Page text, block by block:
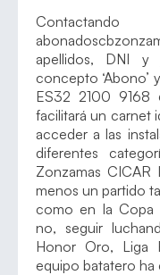
apellidos, DNI
concepto ‘Abono’
ES32 2100 9168
facilitará un carnet
acceder a las
diferentes
Zonzamas CICAR
menos un partido
como en la Copa
no, seguir
Honor Oro, Liga
equipo batatero ha